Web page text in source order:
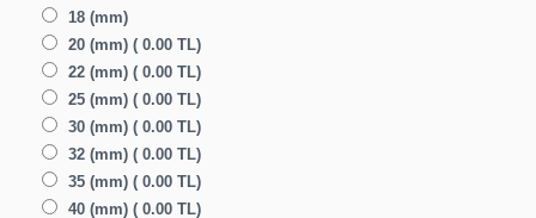
18 (mm)
20 (mm) ( 0.00 TL)
22 (mm) ( 0.00 TL)
25 (mm) ( 0.00 TL)
30 (mm) ( 0.00 TL)
32 (mm) ( 0.00 TL)
35 (mm) ( 0.00 TL)
40 (mm) ( 0.00 TL)